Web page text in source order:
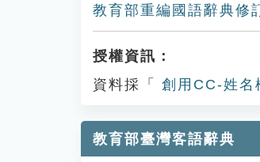
教育部重編國語辭典修
授權資訊：
資料採「
創用CC-姓名
教育部臺灣客語辭典